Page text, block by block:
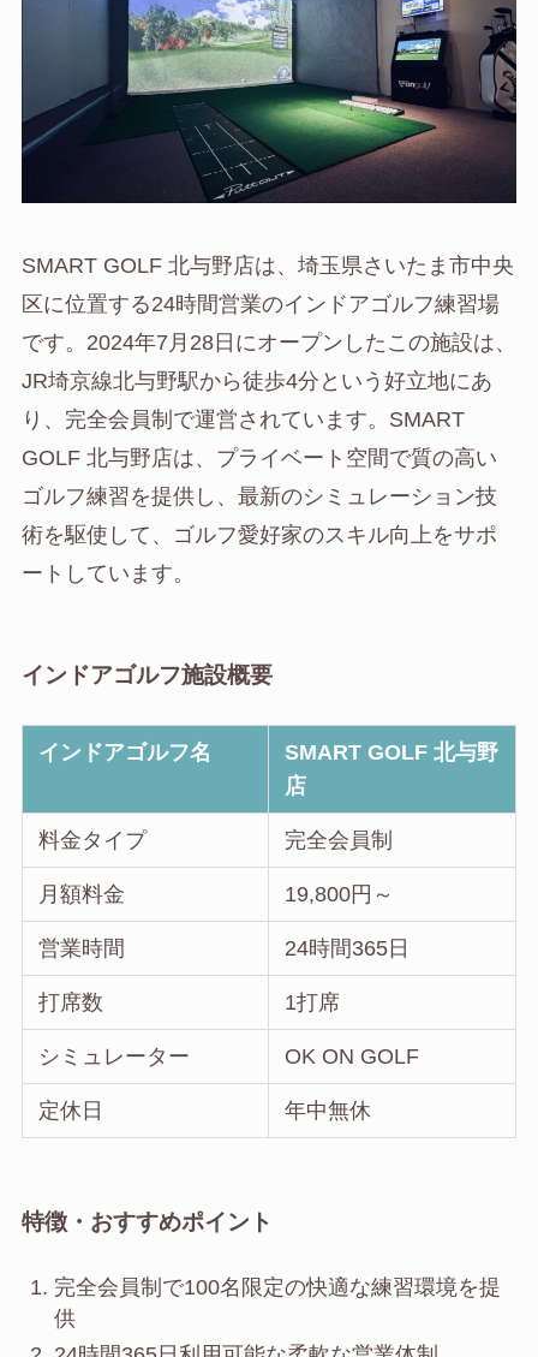
SMART GOLF 北与野店は、埼玉県さいたま市中央
区に位置する24時間営業のインドアゴルフ練習場
です。2024年7月28日にオープンしたこの施設は、
JR埼京線北与野駅から徒歩4分という好立地にあ
り、完全会員制で運営されています。SMART
GOLF 北与野店は、プライベート空間で質の高い
ゴルフ練習を提供し、最新のシミュレーション技
術を駆使して、ゴルフ愛好家のスキル向上をサポ
ートしています。
インドアゴルフ施設概要
インドアゴルフ名
SMART GOLF 北与野
店
料金タイプ 完全会員制
月額料金 19,800円～
営業時間 24時間365日
打席数 1打席
シミュレーター OK ON GOLF
定休日 年中無休
特徴・おすすめポイント
完全会員制で100名限定の快適な練習環境を提
供